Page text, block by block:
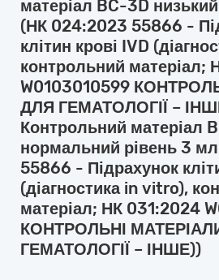
матеріал BC-3D
(НК 024:2023 55866 -
клітин крові IVD
контрольний матеріал;
W0103010599
ДЛЯ ГЕМАТОЛОГІЇ –
Контрольний матеріал
нормальний рівень 3
55866 - Підрахунок
(діагностика in vitro),
матеріал; НК 031:2024
КОНТРОЛЬНІ
ГЕМАТОЛОГІЇ – ІНШЕ))